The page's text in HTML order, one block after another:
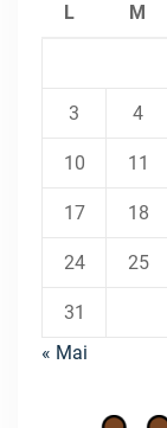
L M
3 4
10 11
17 18
24 25
31
« Mai